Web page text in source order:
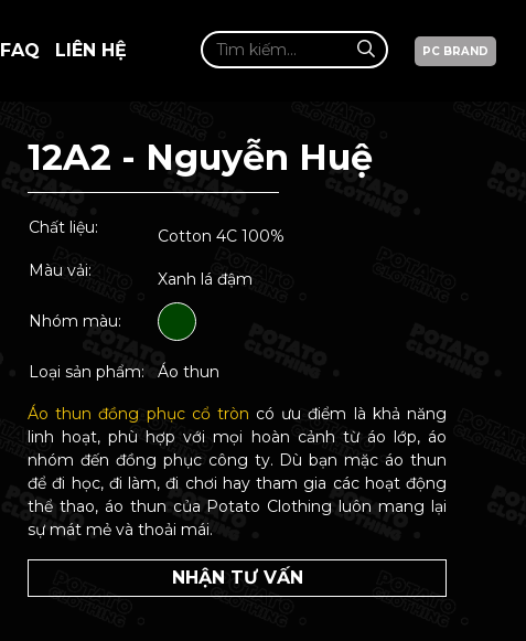
FAQ LIÊN HỆ PC BRAND
12A2 - Nguyễn Huệ
Chất liệu:
Cotton 4C 100%
Màu vải:
Xanh lá đậm
Nhóm màu:
Loại sản phẩm: Áo thun
Áo thun đồng phục cổ tròn có ưu điểm là khả năng
linh hoạt, phù hợp với mọi hoàn cảnh từ áo lớp, áo
nhóm đến đồng phục công ty. Dù bạn mặc áo thun
để đi học, đi làm, đi chơi hay tham gia các hoạt động
thể thao, áo thun của Potato Clothing luôn mang lại
sự mát mẻ và thoải mái.
NHẬN TƯ VẤN